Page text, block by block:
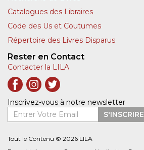
Catalogues des Libraires
Code des Us et Coutumes
Répertoire des Livres Disparus
Rester en Contact
Contacter la LILA
Inscrivez-vous à notre newsletter
Entrer Votre Email
S'INSCRIRE
Tout le Contenu © 2026 LILA